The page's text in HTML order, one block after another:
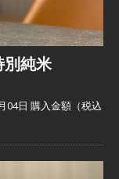
純米
04日 購入金額（税込